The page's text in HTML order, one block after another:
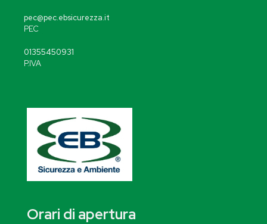
pec@pec.ebsicurezza.it
PEC
01355450931
P.IVA
Orari di apertura